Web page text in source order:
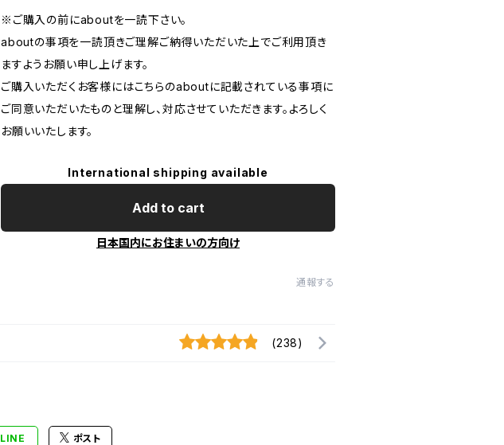
※ご購入の前にaboutを一読下さい。
aboutの事項を一読頂きご理解ご納得いただいた上でご利用頂き
ますようお願い申し上げます。
ご購入いただくお客様にはこちらのaboutに記載されている事項に
ご同意いただいたものと理解し、対応させていただきます。よろしく
お願いいたします。
International shipping available
Add to cart
日本国内にお住まいの方向け
通報する
(238)
LINE ポスト